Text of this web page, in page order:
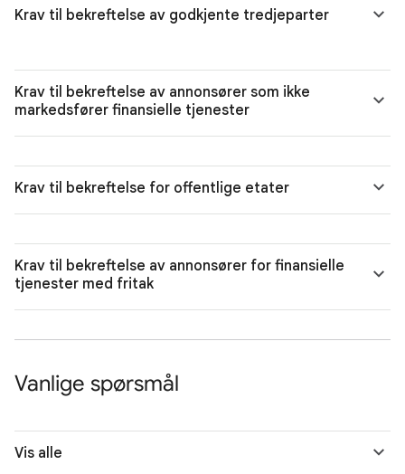
Krav til bekreftelse av godkjente tredjeparter
Krav til bekreftelse av annonsører som ikke
markedsfører finansielle tjenester
Krav til bekreftelse for offentlige etater
Krav til bekreftelse av annonsører for finansielle
tjenester med fritak
Vanlige spørsmål
Vis alle